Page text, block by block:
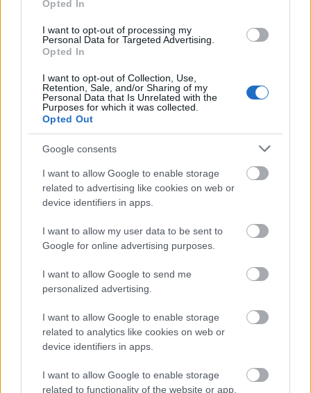
Opted In
I want to opt-out of processing my
Personal Data for Targeted Advertising.
Opted In
I want to opt-out of Collection, Use,
Retention, Sale, and/or Sharing of my
Personal Data that Is Unrelated with the
Purposes for which it was collected.
Opted Out
Google consents
I want to allow Google to enable storage
related to advertising like cookies on web or
device identifiers in apps.
I want to allow my user data to be sent to
Google for online advertising purposes.
I want to allow Google to send me
personalized advertising.
I want to allow Google to enable storage
related to analytics like cookies on web or
device identifiers in apps.
I want to allow Google to enable storage
related to functionality of the website or app.
nem véletlen tehát, hogy ez a kivételes tudású
mester, Perceval is csatlakozott hozzájuk.
("Perceval rendezései ötvözik azt, amin felnőtt, amit
otthonos érzésekkel befogad, illetve amivel
manapság szembesül, és amit igyekvőn kapálódzva
próbál elfogadni a magyar néző: ötvözik a részletező
mikrorealizmust és végletekig redukált nyelvre
átfogalmazott stilizációt." - SZÍNHÁZ, 2007 június)
November 4-én (Frankenstein-terv), 5-én
(Szentivánéji álom) és 7-én (Vihar) a Bárka Színház,
illetve a Bárka és a Maladype közös produkciói is
előadásokat a már megszokott és igen népszerű
szakmai beszélgetések-viták követik, valamint
II. BÁRKA FESZTIVÁL
2007. november 2-11.
November 2. (péntek)